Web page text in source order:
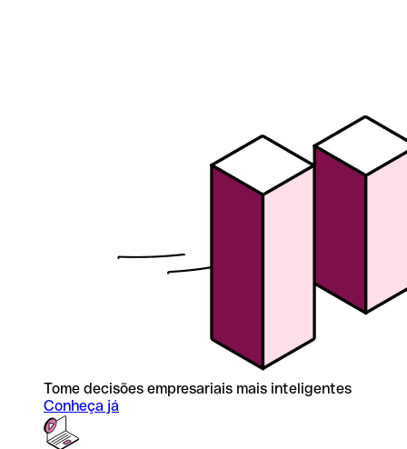
Tome decisões empresariais mais inteligentes
Conheça já